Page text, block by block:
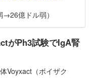
→26億ドル弱）
がPh3試験でIgA腎
Voyxact（ボイザク